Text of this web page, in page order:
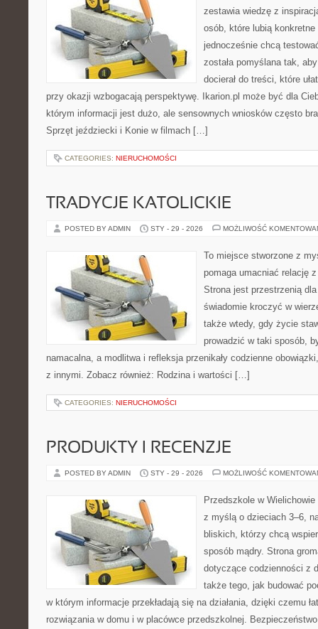
zestawia wiedzę z
osób, które lubią
jednocześnie chcą
została pomyślana tak,
docierał do treści, które
przy okazji wzbogacają perspektywę. Ikarion.pl może być dla
którym informacji jest dużo, ale sensownych wniosków często
Sprzęt jeździecki i Konie w filmach […]
CATEGORIES: NIERUCHOMOŚCI
TRADYCJE KATOLICKIE
POSTED BY ADMIN STY - 29 - 2026 MOŻLIWOŚĆ
To miejsce stworzone z
pomaga umacniać relację
Strona jest przestrzenią
świadomie kroczyć w
także wtedy, gdy życie
prowadzić w taki sposób,
namacalna, a modlitwa i refleksja przenikały codzienne
z innymi. Zobacz również: Rodzina i wartości […]
CATEGORIES: NIERUCHOMOŚCI
PRODUKTY I RECENZJE
POSTED BY ADMIN STY - 29 - 2026 MOŻLIWOŚĆ
Przedszkole w
z myślą o dzieciach 3–6,
bliskich, którzy chcą
sposób mądry. Strona
dotyczące codzienności z
także tego, jak budować
w którym informacje przekładają się na działania, dzięki czemu
rozwiązania w domu i w placówce przedszkolnej.